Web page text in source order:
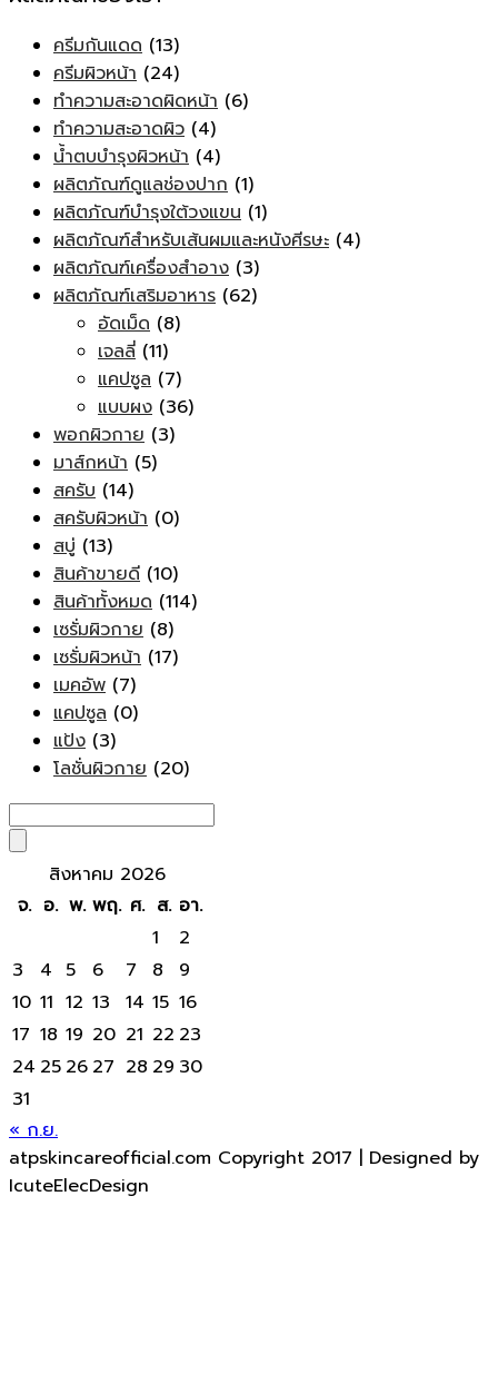
ครีมกันแดด (13)
ครีมผิวหน้า (24)
ทำความสะอาดผิดหน้า (6)
ทำความสะอาดผิว (4)
น้ำตบบำรุงผิวหน้า (4)
ผลิตภัณฑ์ดูแลช่องปาก (1)
ผลิตภัณฑ์บำรุงใต้วงแขน (1)
ผลิตภัณฑ์สำหรับเส้นผมและหนังศีรษะ (4)
ผลิตภัณฑ์เครื่องสำอาง (3)
ผลิตภัณฑ์เสริมอาหาร (62)
อัดเม็ด (8)
เจลลี่ (11)
แคปซูล (7)
แบบผง (36)
พอกผิวกาย (3)
มาส์กหน้า (5)
สครับ (14)
สครับผิวหน้า (0)
สบู่ (13)
สินค้าขายดี (10)
สินค้าทั้งหมด (114)
เซรั่มผิวกาย (8)
เซรั่มผิวหน้า (17)
เมคอัพ (7)
แคปซูล (0)
แป้ง (3)
โลชั่นผิวกาย (20)
สิงหาคม 2026
จ. อ. พ. พฤ. ศ. ส. อา.
1
2
3
4 5 6 7 8
9
10 11 12 13 14 15 16
17 18 19 20 21 22 23
24 25 26 27 28 29 30
31
« ก.ย.
atpskincareofficial.com Copyright 2017 | Designed by
IcuteElecDesign